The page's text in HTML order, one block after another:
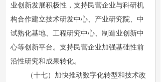
业创新发展积极性，支持民营企业与科研机
构合作建立技术研发中心、产业研究院、中
试熟化基地、工程研究中心、制造业创新中
心等创新平台。支持民营企业加强基础性前
沿性研究和成果转化。
（十七）加快推动数字化转型和技术改